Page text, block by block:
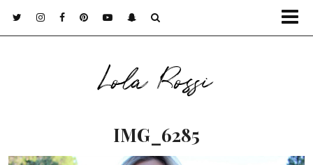
Lola Rossi
IMG_6285